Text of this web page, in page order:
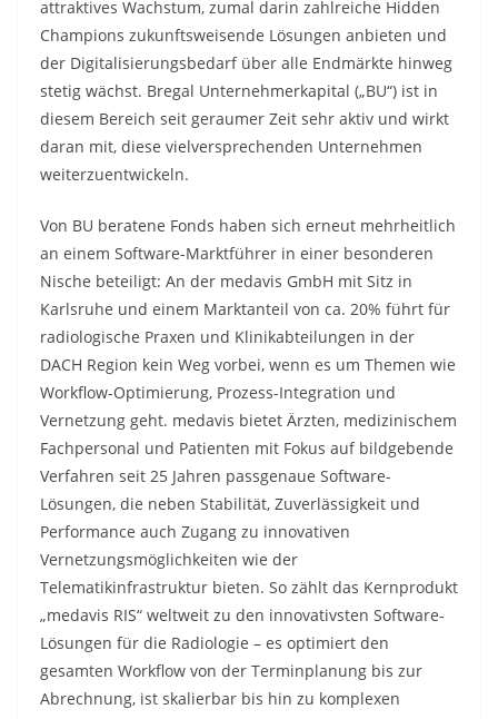
attraktives Wachstum, zumal darin zahlreiche Hidden
Champions zukunftsweisende Lösungen anbieten und
der Digitalisierungsbedarf über alle Endmärkte hinweg
stetig wächst. Bregal Unternehmerkapital („BU“) ist in
diesem Bereich seit geraumer Zeit sehr aktiv und wirkt
daran mit, diese vielversprechenden Unternehmen
weiterzuentwickeln.
Von BU beratene Fonds haben sich erneut mehrheitlich
an einem Software-Marktführer in einer besonderen
Nische beteiligt: An der medavis GmbH mit Sitz in
Karlsruhe und einem Marktanteil von ca. 20% führt für
radiologische Praxen und Klinikabteilungen in der
DACH Region kein Weg vorbei, wenn es um Themen wie
Workflow-Optimierung, Prozess-Integration und
Vernetzung geht. medavis bietet Ärzten, medizinischem
Fachpersonal und Patienten mit Fokus auf bildgebende
Verfahren seit 25 Jahren passgenaue Software-
Lösungen, die neben Stabilität, Zuverlässigkeit und
Performance auch Zugang zu innovativen
Vernetzungsmöglichkeiten wie der
Telematikinfrastruktur bieten. So zählt das Kernprodukt
„medavis RIS“ weltweit zu den innovativsten Software-
Lösungen für die Radiologie – es optimiert den
gesamten Workflow von der Terminplanung bis zur
Abrechnung, ist skalierbar bis hin zu komplexen